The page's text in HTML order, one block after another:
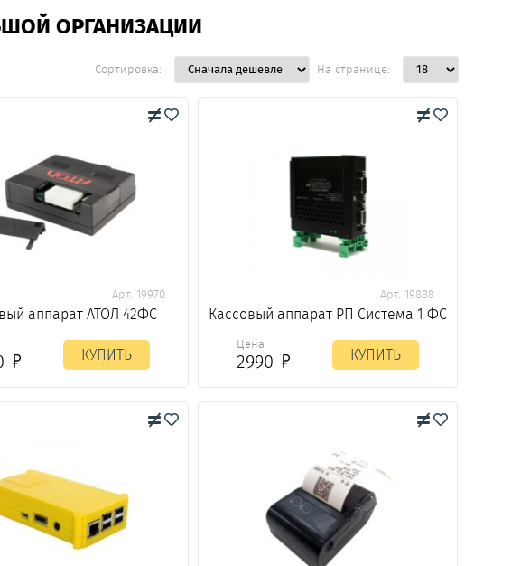
ОРГАНИЗАЦИИ
Сортировка: На странице:
Арт. 19970
аппарат АТОЛ 42ФС
КУПИТЬ
Арт. 19888
Кассовый аппарат РП Система 1 ФС
Цена
2990 КУПИТЬ